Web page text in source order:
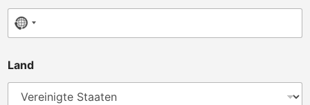
No country selected
Land